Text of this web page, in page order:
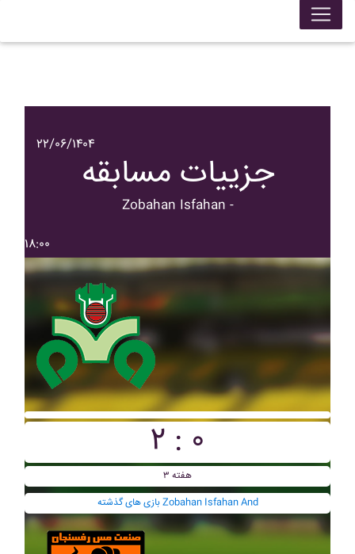
۲۲/۰۶/۱۴۰۴
جزییات مسابقه
Zobahan Isfahan -
۱۸:۰۰
۲ : ۰
هفته ۳
بازی های گذشته Zobahan Isfahan And